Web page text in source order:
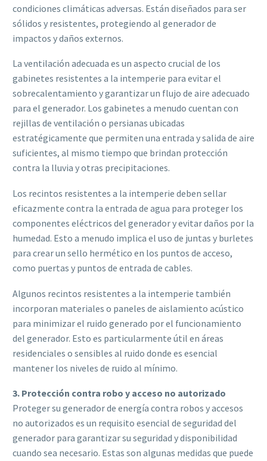
condiciones climáticas adversas. Están diseñados para ser
sólidos y resistentes, protegiendo al generador de
impactos y daños externos.
La ventilación adecuada es un aspecto crucial de los
gabinetes resistentes a la intemperie para evitar el
sobrecalentamiento y garantizar un flujo de aire adecuado
para el generador. Los gabinetes a menudo cuentan con
rejillas de ventilación o persianas ubicadas
estratégicamente que permiten una entrada y salida de aire
suficientes, al mismo tiempo que brindan protección
contra la lluvia y otras precipitaciones.
Los recintos resistentes a la intemperie deben sellar
eficazmente contra la entrada de agua para proteger los
componentes eléctricos del generador y evitar daños por la
humedad. Esto a menudo implica el uso de juntas y burletes
para crear un sello hermético en los puntos de acceso,
como puertas y puntos de entrada de cables.
Algunos recintos resistentes a la intemperie también
incorporan materiales o paneles de aislamiento acústico
para minimizar el ruido generado por el funcionamiento
del generador. Esto es particularmente útil en áreas
residenciales o sensibles al ruido donde es esencial
mantener los niveles de ruido al mínimo.
3. Protección contra robo y acceso no autorizado
Proteger su generador de energía contra robos y accesos
no autorizados es un requisito esencial de seguridad del
generador para garantizar su seguridad y disponibilidad
cuando sea necesario. Estas son algunas medidas que puede